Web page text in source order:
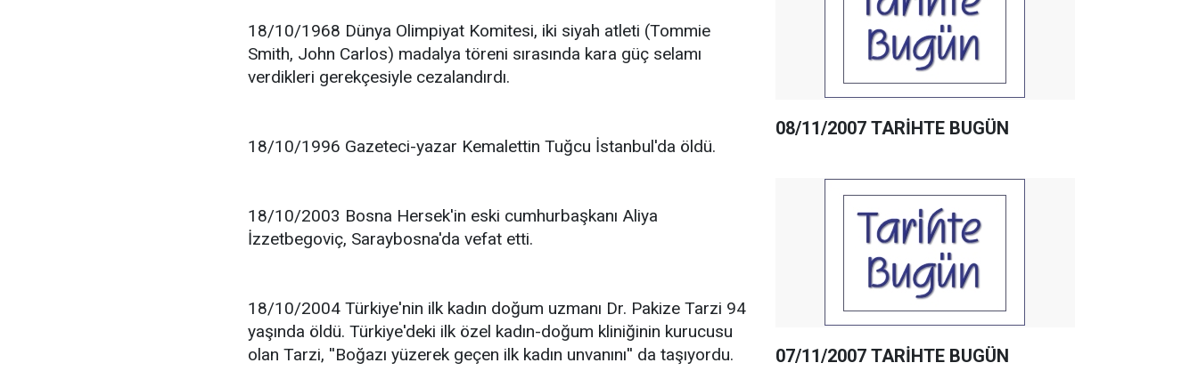
18/10/1968 Dünya Olimpiyat Komitesi, iki siyah atleti (Tommie
Smith, John Carlos) madalya töreni sırasında kara güç selamı
verdikleri gerekçesiyle cezalandırdı.
18/10/1996 Gazeteci-yazar Kemalettin Tuğcu İstanbul'da öldü.
18/10/2003 Bosna Hersek'in eski cumhurbaşkanı Aliya
İzzetbegoviç, Saraybosna'da vefat etti.
18/10/2004 Türkiye'nin ilk kadın doğum uzmanı Dr. Pakize Tarzi 94
yaşında öldü. Türkiye'deki ilk özel kadın-doğum kliniğinin kurucusu
olan Tarzi, ''Boğazı yüzerek geçen ilk kadın unvanını'' da taşıyordu.
08/11/2007 TARİHTE BUGÜN
07/11/2007 TARİHTE BUGÜN